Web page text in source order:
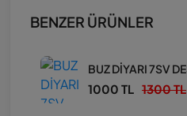
BENZER ÜRÜNLER
1000 TL 1300 TL